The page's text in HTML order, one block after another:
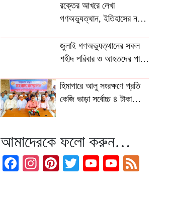
রক্তের আখরে লেখা
গণঅভ্যুত্থান, ইতিহাসের নতুন
জুলাই গণঅভ্যুত্থানের সকল
শহীদ পরিবার ও আহতদের পাশে
হিমাগারে আলু সংরক্ষণে প্রতি
কেজি ভাড়া সর্বোচ্চ ৪ টাকা
আমাদেরকে ফলো করুন…
Facebook
Instagram
Pinterest
TwitterYouTube